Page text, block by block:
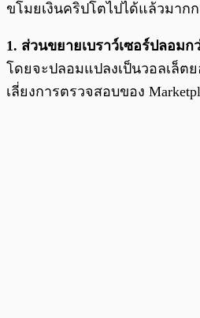
ขโมยเงินคริปโตไปได้แล้วมาก
1. ส่วนขยายเบราว์เซอร์ปลอมก
โดยจะปลอมแปลงเป็นวอลเล็ต
เลี่ยงการตรวจสอบของ